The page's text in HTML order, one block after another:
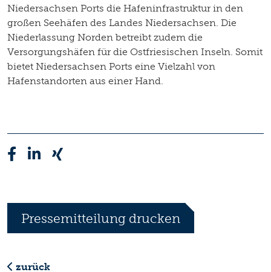
Niedersachsen Ports die Hafeninfrastruktur in den
großen Seehäfen des Landes Niedersachsen. Die
Niederlassung Norden betreibt zudem die
Versorgungshäfen für die Ostfriesischen Inseln. Somit
bietet Niedersachsen Ports eine Vielzahl von
Hafenstandorten aus einer Hand.
Pressemitteilung drucken
zurück